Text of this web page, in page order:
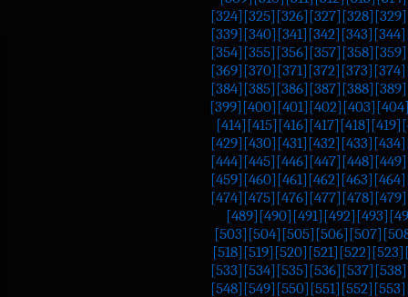
[324] [325] [326] [327] [328] [329]
[339] [340] [341] [342] [343] [344]
[354] [355] [356] [357] [358] [359]
[369] [370] [371] [372] [373] [374]
[384] [385] [386] [387] [388] [389]
[399] [400] [401] [402] [403]
[414] [415] [416] [417] [418] [419]
[429] [430] [431] [432] [433] [434]
[444] [445] [446] [447] [448] [449]
[459] [460] [461] [462] [463] [464]
[474] [475] [476] [477] [478] [479]
[489] [490] [491] [492] [493]
[503] [504] [505] [506] [507]
[518] [519] [520] [521] [522] [523]
[533] [534] [535] [536] [537] [538]
[548] [549] [550] [551] [552] [553]